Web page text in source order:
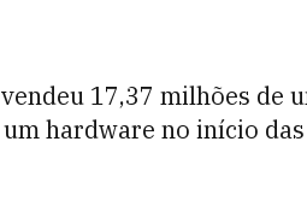
17,37 milhões de
hardware no início